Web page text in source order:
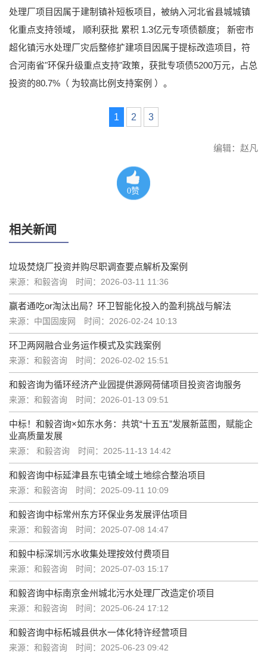
处理厂项目因属于建制镇补短板项目，被纳入河北省县城城镇
化重点支持领域， 顺利获批 累积 1.3亿元专项债额度； 新密市
超化镇污水处理厂灾后整修扩建项目因属于提标改造项目，符
合河南省"环保升级重点支持"政策，获批专项债5200万元，占总
投资的80.7%（ 为较高比例支持案例 ）。
1 2 3
编辑：赵凡
0赞
相关新闻
垃圾焚烧厂投资并购尽职调查要点解析及案例
来源：和毅咨询 时间：2026-03-11 11:36
赢者通吃or淘汰出局？环卫智能化投入的盈利挑战与解法
来源：中国固废网 时间：2026-02-24 10:13
环卫两网融合业务运作模式及实践案例
来源：和毅咨询 时间：2026-02-02 15:51
和毅咨询为循环经济产业园提供源网荷储项目投资咨询服务
来源：和毅咨询 时间：2026-01-13 09:51
中标！和毅咨询×如东水务：共筑“十五五”发展新蓝图，赋能企
业高质量发展
来源： 和毅咨询 时间：2025-11-13 14:42
和毅咨询中标延津县东屯镇全域土地综合整治项目
来源：和毅咨询 时间：2025-09-11 10:09
和毅咨询中标常州东方环保业务发展评估项目
来源：和毅咨询 时间：2025-07-08 14:47
和毅中标深圳污水收集处理按效付费项目
来源：和毅咨询 时间：2025-07-03 15:17
和毅咨询中标南京金州城北污水处理厂改造定价项目
来源：和毅咨询 时间：2025-06-24 17:12
和毅咨询中标柘城县供水一体化特许经营项目
来源：和毅咨询 时间：2025-06-23 09:42